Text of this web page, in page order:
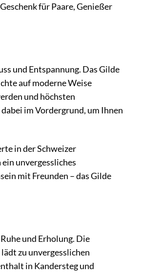
für Paare, Genießer
und Entspannung. Das Gilde
auf moderne Weise
und höchsten
im Vordergrund, um Ihnen
in der Schweizer
unvergessliches
mit Freunden – das Gilde
und Erholung. Die
zu unvergesslichen
in Kandersteg und